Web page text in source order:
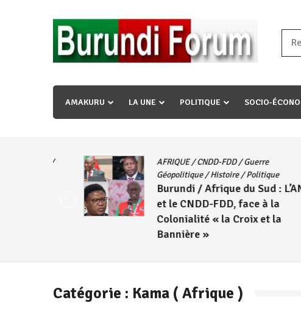
« Ingorane si ugupfa , ingorane ni ugupfa nabi ,gupfa
uzopfire neza umuryango n’igihugu cakwibarutse ? »
AMAKURU LA UNE POLITIQUE SOCIO-
AFRIQUE/CNDD-FDD/Guerre
Géopolitique/Histoire/Politique
Burundi / Afrique du Sud : L’ANC
et le CNDD-FDD, face à la
Colonialité « la Croix et la
Bannière »
Catégorie : Kama ( Afrique )